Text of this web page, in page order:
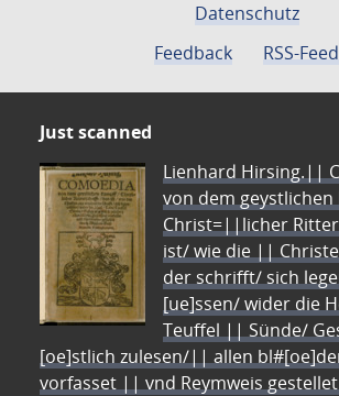
Datenschutz
Feedback
RSS-Feed
Just scanned
Lienhard Hirsing.||
von dem
Christ=||licher
ist/ wie die ||
der schrifft/ sich
[ue]ssen/ wider die
Teuffel || Sünde/
[oe]stlich zulesen/|| allen
vorfasset || vnd Reymweis